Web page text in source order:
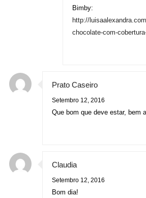
Bimby:
http://
chocolate-com-
Prato Caseiro
Setembro 12, 2016
Que bom que deve estar, bem
Claudia
Setembro 12, 2016
Bom dia!